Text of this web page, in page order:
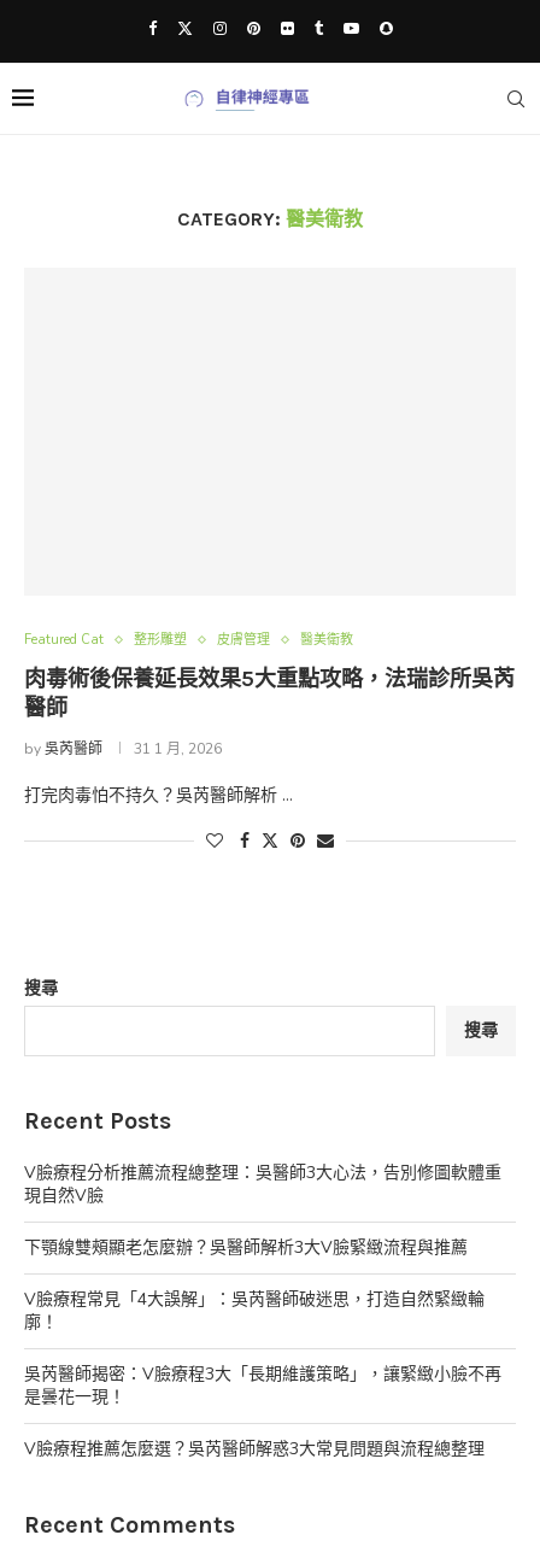
CATEGORY: 醫美衛教
Featured Cat 整形雕塑 皮膚管理 醫美衛教
肉毒術後保養延長效果5大重點攻略，法瑞診所吳芮
醫師
by吳芮醫師 31 1 月, 2026
打完肉毒怕不持久？吳芮醫師解析 …
搜尋
搜尋
Recent Posts
V臉療程分析推薦流程總整理：吳醫師3大心法，告別修圖軟體重
現自然V臉
下顎線雙頰顯老怎麼辦？吳醫師解析3大V臉緊緻流程與推薦
V臉療程常見「4大誤解」：吳芮醫師破迷思，打造自然緊緻輪
廓！
吳芮醫師揭密：V臉療程3大「長期維護策略」，讓緊緻小臉不再
是曇花一現！
V臉療程推薦怎麼選？吳芮醫師解惑3大常見問題與流程總整理
Recent Comments